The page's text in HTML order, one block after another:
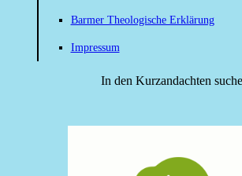
Barmer Theologische Erklärung
Impressum
In den Kurzandachten